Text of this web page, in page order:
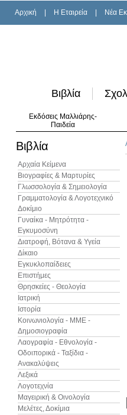
Αρχική H Εταιρεία Νέα
Βιβλία
Εκδόσεις Μαλλιάρης-
Παιδεία
Βιβλία
Αρχαία Κείμενα
Βιογραφίες & Μαρτυρίες
Γλωσσολογία & Σημειολογία
Γραμματολογία & Λογοτεχνικό
Δοκίμιο
Γυναίκα - Μητρότητα -
Εγκυμοσύνη
Διατροφή, Βότανα & Υγεία
Δίκαιο
Εγκυκλοπαίδειες
Επιστήμες
Θρησκείες - Θεολογία
Ιατρική
Ιστορία
Κοινωνιολογία - ΜΜΕ -
Δημοσιογραφία
Λαογραφία - Εθνολογία -
Οδοιπορικά - Ταξίδια -
Ανακαλύψεις
Λεξικά
Λογοτεχνία
Μαγειρική & Οινολογία
Μελέτες, Δοκίμια